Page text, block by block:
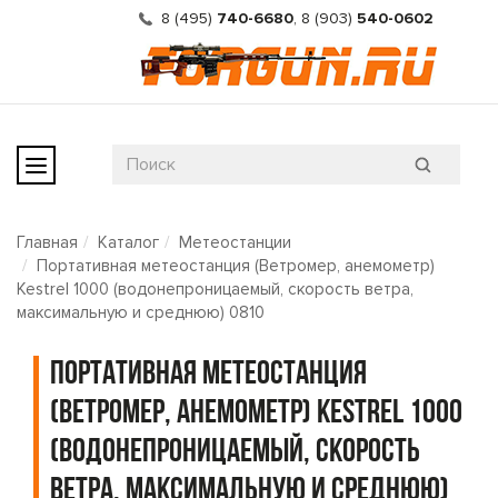
8 (495) 740-6680, 8 (903) 540-0602
Главная Каталог
Метеостанции
Портативная метеостанция (Ветромер, анемометр)
Kestrel 1000 (водонепроницаемый, скорость ветра,
максимальную и среднюю) 0810
Портативная метеостанция
(Ветромер, анемометр) Kestrel 1000
(водонепроницаемый, скорость